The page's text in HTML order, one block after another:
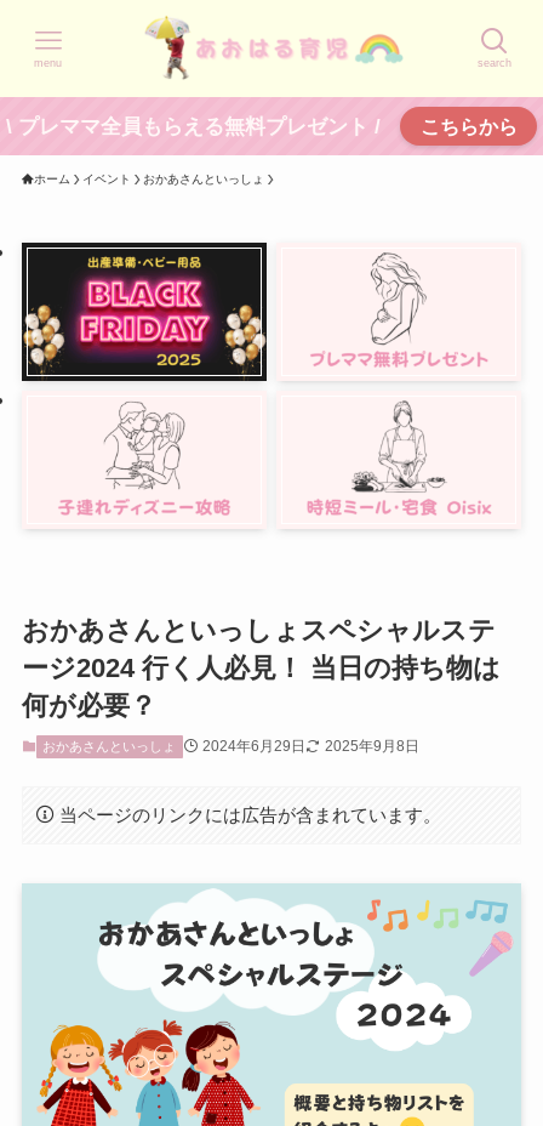
search
menu
\ プレママ全員もらえる無料プレゼント / こちらから
ホーム イベント おかあさんといっしょ
おかあさんといっしょスペシャルステ
ージ2024 行く人必見！ 当日の持ち物は
何が必要？
おかあさんといっしょ 2024年6月29日 2025年9月8日
当ページのリンクには広告が含まれています。